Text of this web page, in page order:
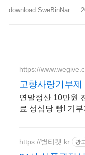
download.SweBinNar
https://
고향사랑기부
로 배송되는 성
연말정산 10만원
료 성심당 빵! 기
https://별티켓.kr 광